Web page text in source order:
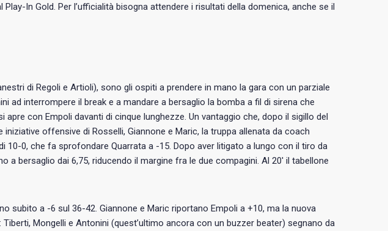
In Gold. Per l’ufficialità bisogna attendere i risultati della domenica, anche se il
di Regoli e Artioli), sono gli ospiti a prendere in mano la gara con un parziale
ad interrompere il break e a mandare a bersaglio la bomba a fil di sirena che
con Empoli davanti di cinque lunghezze. Un vantaggio che, dopo il sigillo del
offensive di Rosselli, Giannone e Maric, la truppa allenata da coach
10-0, che fa sprofondare Quarrata a -15. Dopo aver litigato a lungo con il tiro da
a bersaglio dai 6,75, riducendo il margine fra le due compagini. Al 20′ il tabellone
subito a -6 sul 36-42. Giannone e Maric riportano Empoli a +10, ma la nuova
Mongelli e Antonini (quest’ultimo ancora con un buzzer beater) segnano da